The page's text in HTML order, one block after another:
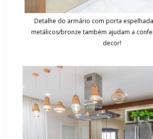
Detalhe do armário com porta
metálicos/bronze também ajudam a
decor!